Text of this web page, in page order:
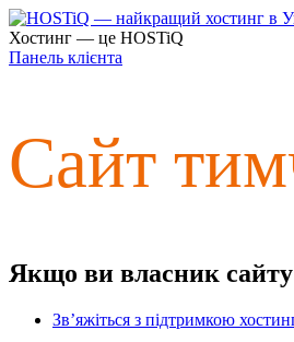
Хостинг — це HOSTiQ
Панель клієнта
Сайт
Якщо ви власник сайту
Зв’яжіться з підтримкою